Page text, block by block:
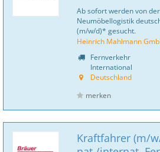
Ab sofort werden von
Neumöbellogistik
(m/w/d)* gesucht.
Heinrich Mahlmann
Fernverkehr
International
Deutschland
merken
Kraftfahrer (m/